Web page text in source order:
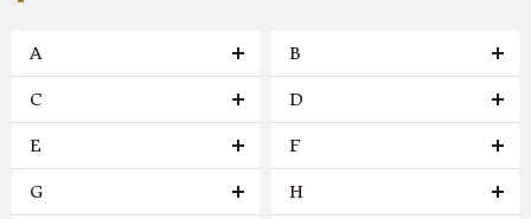
A B
C D
E F
G H